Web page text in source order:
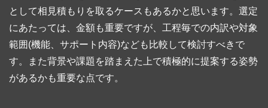
として相見積もりを取るケースもあるかと思います。選定
にあたっては、金額も重要ですが、工程毎での内訳や対象
範囲(機能、サポート内容)なども比較して検討すべきで
す。また背景や課題を踏まえた上で積極的に提案する姿勢
があるかも重要な点です。